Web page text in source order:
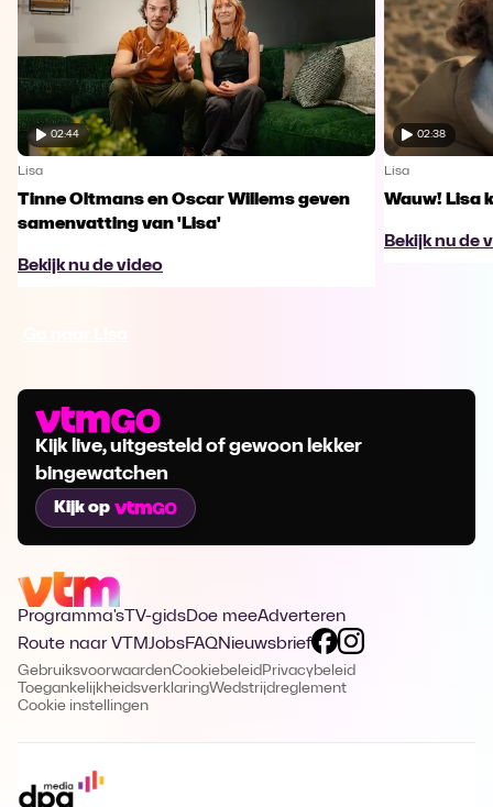
02:44
Lisa
Tinne Oltmans en Oscar Willems geven
samenvatting van 'Lisa'
Bekijk nu de video
02:38
Lisa
Wauw! Lisa
Bekijk nu de
Kijk live, uitgesteld of gewoon lekker
bingewatchen
Kijk op
Programma's TV-gidsDoe meeAdverteren
Route naar VTMJobsFAQNieuwsbrief
GebruiksvoorwaardenCookiebeleid Privacybeleid
ToegankelijkheidsverklaringWedstrijdreglement
Cookie instellingen